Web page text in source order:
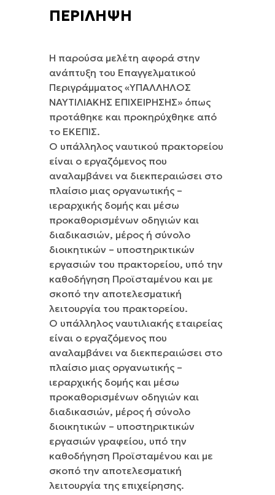
ΠΕΡΙΛΗΨΗ
Η παρούσα μελέτη αφορά στην
ανάπτυξη του Επαγγελματικού
Περιγράμματος «ΥΠΑΛΛΗΛΟΣ
ΝΑΥΤΙΛΙΑΚΗΣ ΕΠΙΧΕΙΡΗΣΗΣ» όπως
προτάθηκε και προκηρύχθηκε από
το ΕΚΕΠΙΣ.
Ο υπάλληλος ναυτικού πρακτορείου
είναι ο εργαζόμενος που
αναλαμβάνει να διεκπεραιώσει στο
πλαίσιο μιας οργανωτικής –
ιεραρχικής δομής και μέσω
προκαθορισμένων οδηγιών και
διαδικασιών, μέρος ή σύνολο
διοικητικών – υποστηρικτικών
εργασιών του πρακτορείου, υπό την
καθοδήγηση Προϊσταμένου και με
σκοπό την αποτελεσματική
λειτουργία του πρακτορείου.
Ο υπάλληλος ναυτιλιακής εταιρείας
είναι ο εργαζόμενος που
αναλαμβάνει να διεκπεραιώσει στο
πλαίσιο μιας οργανωτικής –
ιεραρχικής δομής και μέσω
προκαθορισμένων οδηγιών και
διαδικασιών, μέρος ή σύνολο
διοικητικών – υποστηρικτικών
εργασιών γραφείου, υπό την
καθοδήγηση Προϊσταμένου και με
σκοπό την αποτελεσματική
λειτουργία της επιχείρησης.